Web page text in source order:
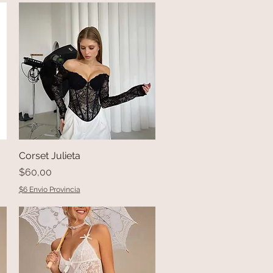
Vista rápida
Corset Julieta
Precio
$60,00
$6 Envio Provincia